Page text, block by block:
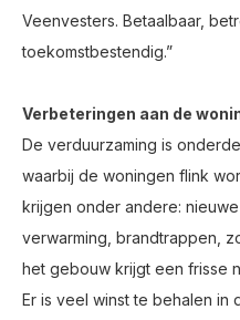
Veenvesters. Betaalbaar,
toekomstbestendig.”
Verbeteringen aan de
De verduurzaming is
waarbij de woningen flink
krijgen onder andere:
verwarming, brandtrappen,
het gebouw krijgt een frisse
Er is veel winst te behalen in